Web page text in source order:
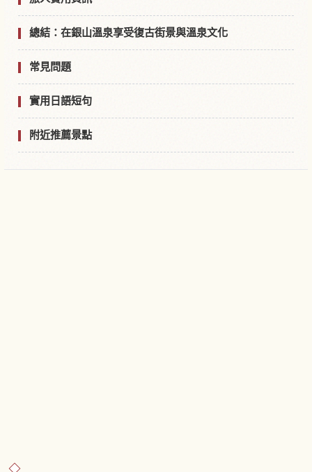
總結：在銀山溫泉享受復古街景與溫泉文化
常見問題
實用日語短句
附近推薦景點